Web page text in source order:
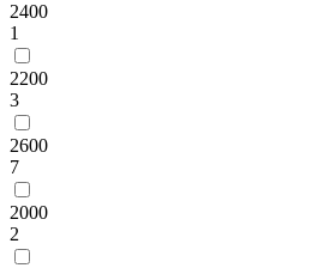
2400
1
2200
3
2600
7
2000
2